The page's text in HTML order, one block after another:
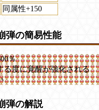
同属性+150
弾の簡易性能
％
る度に覚醒が強化される
弾の解説